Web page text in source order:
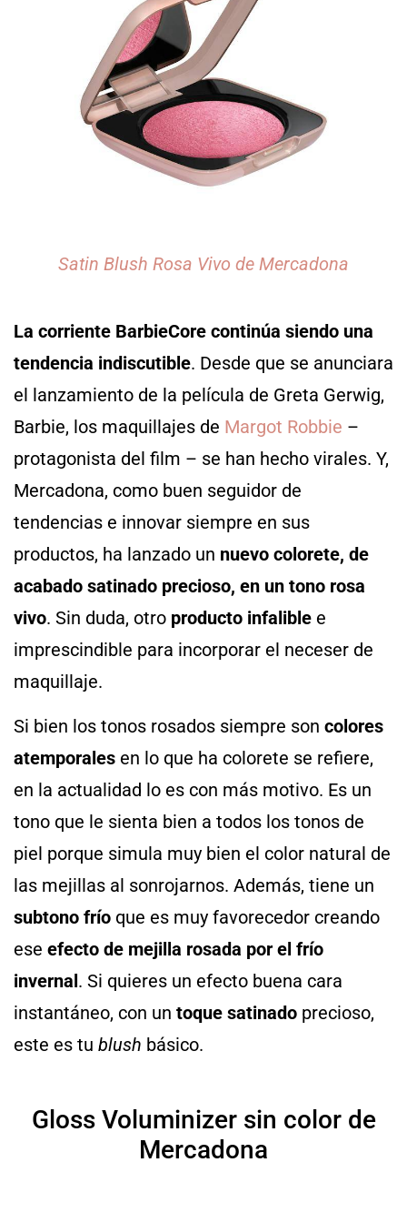
Satin Blush Rosa Vivo de Mercadona
La corriente BarbieCore continúa siendo una
tendencia indiscutible. Desde que se anunciara
el lanzamiento de la película de Greta Gerwig,
Barbie, los maquillajes de Margot Robbie –
protagonista del film – se han hecho virales. Y,
Mercadona, como buen seguidor de
tendencias e innovar siempre en sus
productos, ha lanzado un nuevo colorete, de
acabado satinado precioso, en un tono rosa
vivo. Sin duda, otro producto infalible e
imprescindible para incorporar el neceser de
maquillaje.
Si bien los tonos rosados siempre son colores
atemporales en lo que ha colorete se refiere,
en la actualidad lo es con más motivo. Es un
tono que le sienta bien a todos los tonos de
piel porque simula muy bien el color natural de
las mejillas al sonrojarnos. Además, tiene un
subtono frío que es muy favorecedor creando
ese efecto de mejilla rosada por el frío
invernal. Si quieres un efecto buena cara
instantáneo, con un toque satinado precioso,
este es tu blush básico.
Gloss Voluminizer sin color de
Mercadona